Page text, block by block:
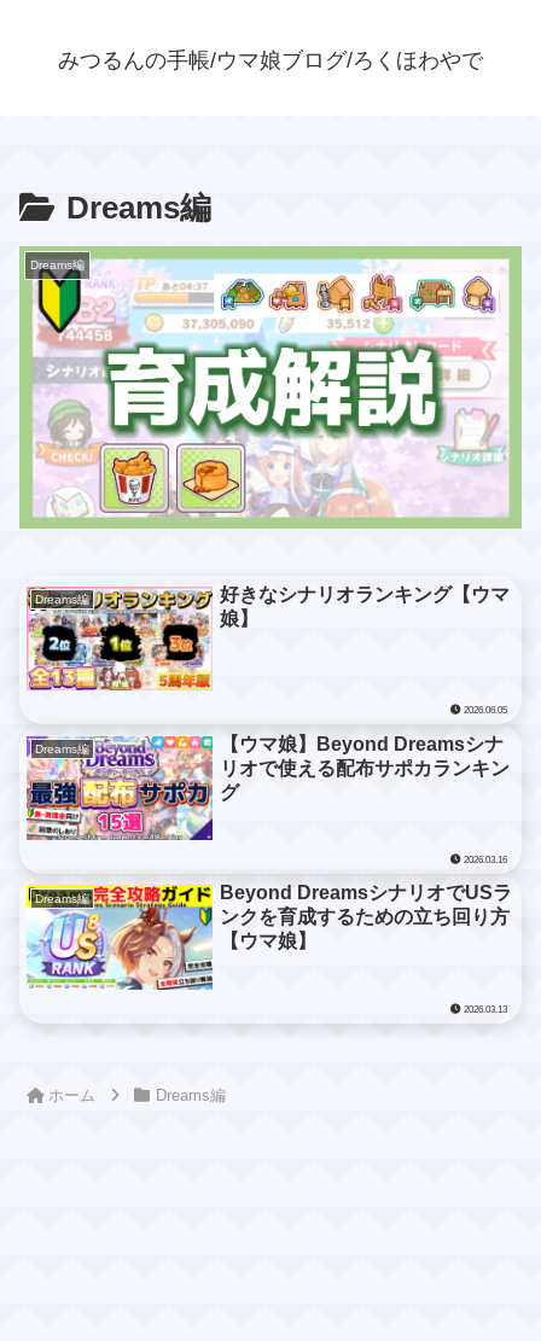
みつるんの手帳/ウマ娘ブログ/ろくほわやで
Dreams編
Dreams編
Dreams編
好きなシナリオランキング【ウマ
娘】
2026.06.05
Dreams編
【ウマ娘】Beyond Dreamsシナ
リオで使える配布サポカランキン
グ
2026.03.16
Dreams編
Beyond DreamsシナリオでUSラ
ンクを育成するための立ち回り方
【ウマ娘】
2026.03.13
ホーム Dreams編